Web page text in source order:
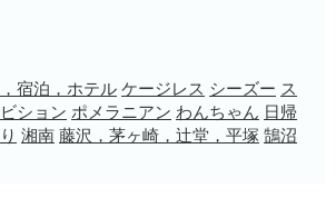
宿泊，ホテル ケージレス シーズー ス
ビション ポメラニアン わんちゃん 日帰
り 湘南 藤沢，茅ヶ崎，辻堂，平塚 鵠沼